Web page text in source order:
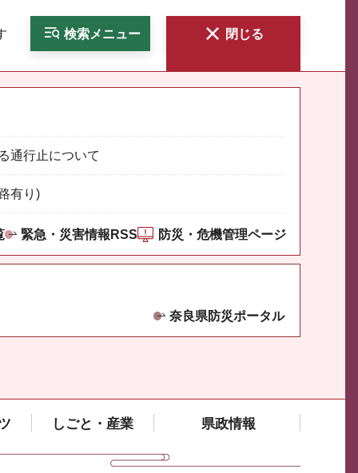
検索メニュー 閉じる
通行止について
有り)
緊急・災害情報RSS 防災・危機管理ページ
奈良県防災ポータル
しごと・産業 県政情報